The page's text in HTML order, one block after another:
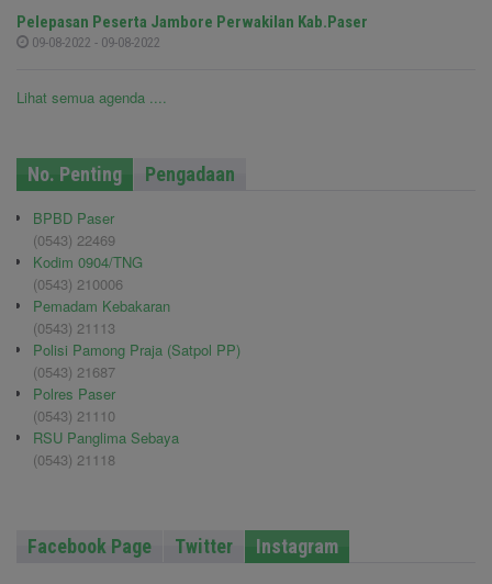
Pelepasan Peserta Jambore Perwakilan Kab.Paser
09-08-2022 - 09-08-2022
Lihat semua agenda ....
No. Penting Pengadaan
BPBD Paser
(0543) 22469
Kodim 0904/TNG
(0543) 210006
Pemadam Kebakaran
(0543) 21113
Polisi Pamong Praja (Satpol PP)
(0543) 21687
Polres Paser
(0543) 21110
RSU Panglima Sebaya
(0543) 21118
Facebook Page Twitter Instagram